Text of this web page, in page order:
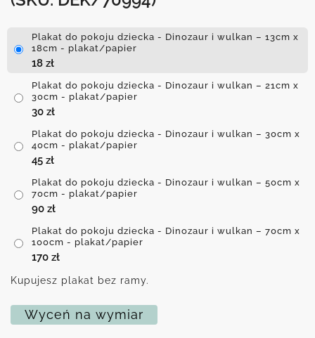
Plakat do pokoju dziecka - Dinozaur i wulkan – 13cm x
18cm - plakat/papier
18 zł
Plakat do pokoju dziecka - Dinozaur i wulkan – 21cm x
30cm - plakat/papier
30 zł
Plakat do pokoju dziecka - Dinozaur i wulkan – 30cm x
40cm - plakat/papier
45 zł
Plakat do pokoju dziecka - Dinozaur i wulkan – 50cm x
70cm - plakat/papier
90 zł
Plakat do pokoju dziecka - Dinozaur i wulkan – 70cm x
100cm - plakat/papier
170 zł
Kupujesz plakat bez ramy.
Wyceń na wymiar